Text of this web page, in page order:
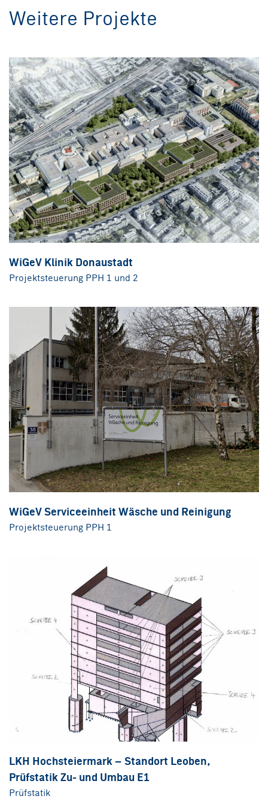
Weitere Projekte
WiGeV Klinik Donaustadt
Projektsteuerung PPH 1 und 2
WiGeV Serviceeinheit Wäsche und Reinigung
Projektsteuerung PPH 1
LKH Hochsteiermark – Standort Leoben,
Prüfstatik Zu- und Umbau E1
Prüfstatik